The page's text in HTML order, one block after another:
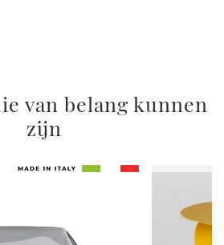
van belang kunnen
zijn